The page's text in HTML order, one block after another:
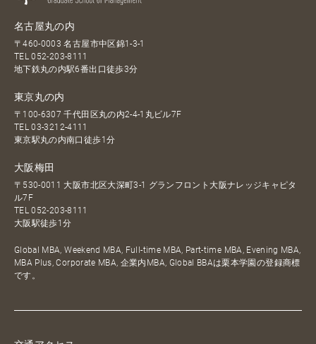
名古屋丸の内
〒460-0003 名古屋市中区錦1-3-1
TEL052-203-8111
地下鉄丸の内駅6番出口徒歩3分
東京丸の内
〒100-6307 千代田区丸の内2-4-1丸ビル7F
TEL03-3212-4111
東京駅丸の内南口徒歩1分
大阪梅田
〒530-0011 大阪市北区大深町3-1 グランフロント大阪ナレッジキャピタ
ル7F
TEL052-203-8111
大阪駅徒歩1分
Global MBA, Weekend MBA, Full-time MBA, Part-time MBA, Evening MBA,
MBA Plus, Corporate MBA, 企業内MBA, Global BBAは栗本学園の登録商標
です。